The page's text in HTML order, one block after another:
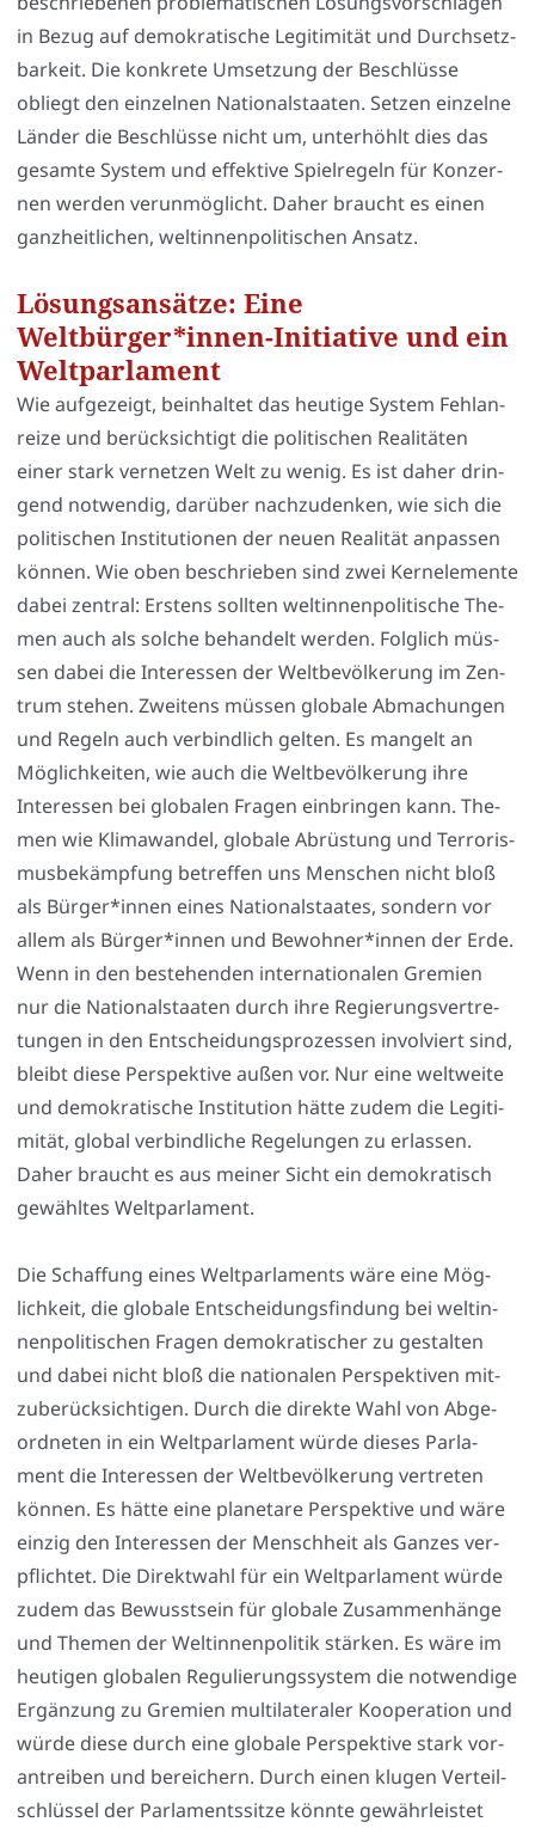
in Bezug auf demo­kra­ti­sche Legi­ti­mi­tät und Durch­setz­
bar­keit. Die kon­kre­te Umset­zung der Beschlüs­se
obliegt den ein­zel­nen Natio­nal­staa­ten. Set­zen ein­zel­ne
Län­der die Beschlüs­se nicht um, unter­höhlt dies das
gesam­te Sys­tem und effek­ti­ve Spiel­re­geln für Kon­zer­
nen wer­den ver­un­mög­licht. Daher braucht es einen
ganz­heit­li­chen, welt­in­nen­po­li­ti­schen Ansatz.
Lösungsansätze: Eine
Weltbürger*innen-Initiative und ein
Weltparlament
Wie auf­ge­zeigt, beinhal­tet das heu­ti­ge Sys­tem Fehl­an­
rei­ze und berück­sich­tigt die poli­ti­schen Rea­li­tä­ten
einer stark ver­net­zen Welt zu wenig. Es ist daher drin­
gend not­wen­dig, dar­über nach­zu­den­ken, wie sich die
poli­ti­schen Insti­tu­tio­nen der neu­en Rea­li­tät anpas­sen
kön­nen. Wie oben beschrie­ben sind zwei Kern­ele­men­te
dabei zen­tral: Ers­tens soll­ten welt­in­nen­po­li­ti­sche The­
men auch als sol­che behan­delt wer­den. Folg­lich müs­
sen dabei die Inter­es­sen der Welt­be­völ­ke­rung im Zen­
trum ste­hen. Zwei­tens müs­sen glo­ba­le Abma­chun­gen
und Regeln auch ver­bind­lich gel­ten. Es man­gelt an
Mög­lich­kei­ten, wie auch die Welt­be­völ­ke­rung ihre
Inter­es­sen bei glo­ba­len Fra­gen ein­brin­gen kann. The­
men wie Kli­ma­wan­del, glo­ba­le Abrüs­tung und Ter­ro­ris­
mus­be­kämp­fung betref­fen uns Men­schen nicht bloß
als Bürger*innen eines Natio­nal­staa­tes, son­dern vor
allem als Bürger*innen und Bewohner*innen der Erde.
Wenn in den bestehen­den inter­na­tio­na­len Gre­mi­en
nur die Natio­nal­staa­ten durch ihre Regie­rungs­ver­tre­
tun­gen in den Ent­schei­dungs­pro­zes­sen invol­viert sind,
bleibt die­se Per­spek­ti­ve außen vor. Nur eine welt­wei­te
und demo­kra­ti­sche Insti­tu­ti­on hät­te zudem die Legi­ti­
mi­tät, glo­bal ver­bind­li­che Rege­lun­gen zu erlas­sen.
Daher braucht es aus mei­ner Sicht ein demo­kra­tisch
gewähl­tes Welt­par­la­ment.
Die Schaf­fung eines Welt­par­la­ments wäre eine Mög­
lich­keit, die glo­ba­le Ent­schei­dungs­fin­dung bei welt­in­
nen­po­li­ti­schen Fra­gen demo­kra­ti­scher zu gestal­ten
und dabei nicht bloß die natio­na­len Per­spek­ti­ven mit­
zu­be­rück­sich­ti­gen. Durch die direk­te Wahl von Abge­
ord­ne­ten in ein Welt­par­la­ment wür­de die­ses Par­la­
ment die Inter­es­sen der Welt­be­völ­ke­rung ver­tre­ten
kön­nen. Es hät­te eine pla­ne­ta­re Per­spek­ti­ve und wäre
ein­zig den Inter­es­sen der Mensch­heit als Gan­zes ver­
pflich­tet. Die Direkt­wahl für ein Welt­par­la­ment wür­de
zudem das Bewusst­sein für glo­ba­le Zusam­men­hän­ge
und The­men der Welt­in­nen­po­li­tik stär­ken. Es wäre im
heu­ti­gen glo­ba­len Regu­lie­rungs­sys­tem die not­wen­di­ge
Ergän­zung zu Gre­mi­en mul­ti­la­te­ra­ler Koope­ra­ti­on und
wür­de die­se durch eine glo­ba­le Per­spek­ti­ve stark vor­
an­trei­ben und berei­chern. Durch einen klu­gen Ver­teil­
schlüs­sel der Par­la­ments­sit­ze könn­te gewähr­leis­tet